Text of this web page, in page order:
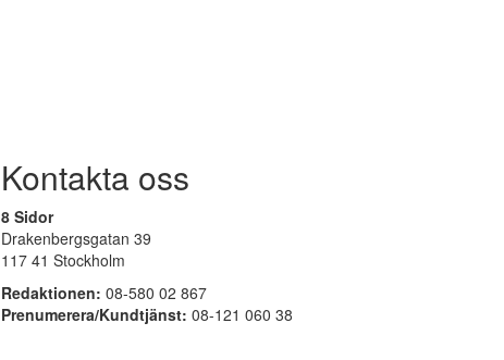
Kontakta oss
8 Sidor
Drakenbergsgatan 39
117 41 Stockholm
Redaktionen: 08-580 02 867
Prenumerera/Kundtjänst: 08-121 060 38